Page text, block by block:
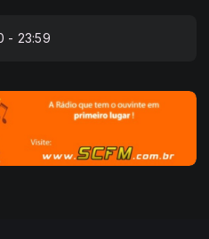
- 23:59